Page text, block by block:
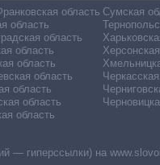
область
область
область
область
область
область
область
область
область
Сумская
— гиперссылки) на